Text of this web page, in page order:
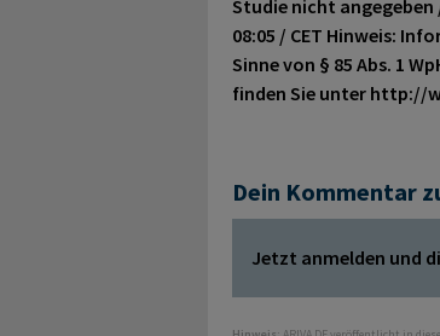
Studie nicht angegeben
08:05 / CET Hinweis:
Sinne von § 85 Abs. 1
finden Sie unter http://
Dein Kommentar
Jetzt anmelden und